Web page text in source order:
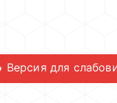
Версия для